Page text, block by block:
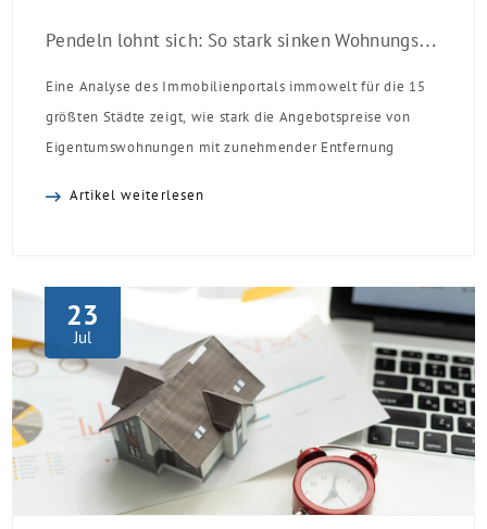
Pendeln lohnt sich: So stark sinken Wohnungspreise im Umland
Eine Analyse des Immobilienportals immowelt für die 15
größten Städte zeigt, wie stark die Angebotspreise von
Eigentumswohnungen mit zunehmender Entfernung
Artikel weiterlesen
23
Jul